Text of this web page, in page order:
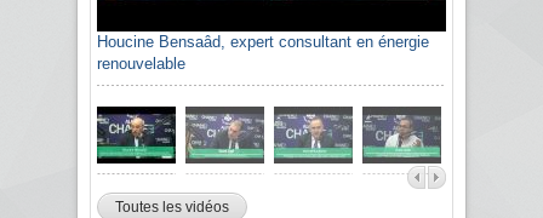
Houcine Bensaâd, expert consultant en énergie
renouvelable
Toutes les vidéos